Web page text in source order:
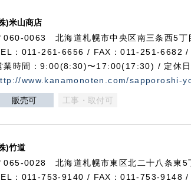
)米山商店
060-0063 北海道札幌市中央区南三条西5丁
：011-261-6656 / FAX：011-251-6682 /
業時間：9:00(8:30)〜17:00(17:30) / 定休日
www.kanamonoten.com/sapporoshi-
販売可 工事・取付可
)竹道
065-0028 北海道札幌市東区北二十八条東5
：011-753-9140 / FAX：011-753-9148